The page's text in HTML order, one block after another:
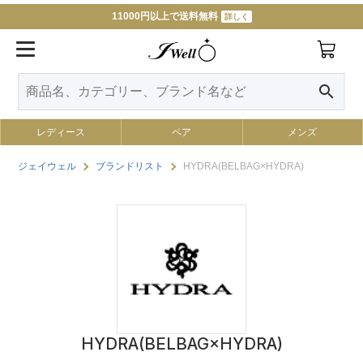
11000円以上で送料無料 詳しく
search
レディース ペア メンズ
ジェイウェル ブランドリスト HYDRA(BELBAG×HYDRA)
HYDRA(BELBAG×HYDRA)